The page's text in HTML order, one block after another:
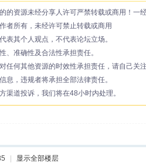
的资源未经分享人许可严禁转载或商用！一
者所有，未经许可禁止转载或商用
表其个人观点，不代表论坛立场。
、准确性及合法性承担责任。
任何其他资源的时效性承担责任，请自己关
息，违规者将承担全部法律责任。
渠道投诉，我们将在48小时内处理。
显示全部楼层